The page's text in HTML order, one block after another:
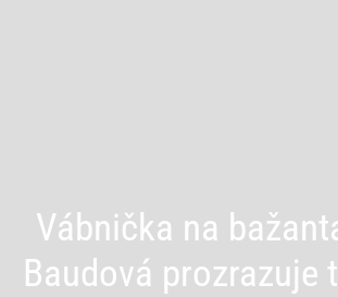
Vábnička na
Baudová prozrazuje